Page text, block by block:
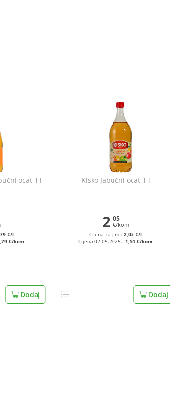
ocat 1 l
€/l
€/kom
Dodaj
Kisko Jabučni ocat 1 l
2 05
€/kom
Cijena za j.m.:2,05 €/l
Cijena 02.05.2025.:1,54 €/kom
Dodaj